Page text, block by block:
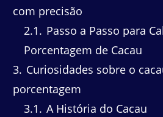
com precisão
2.1
Passo a Passo para
Porcentagem de Cacau
3 Curiosidades sobre o
porcentagem
3.1
A História do Cacau